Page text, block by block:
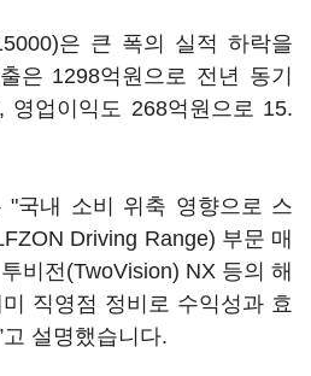
은 큰 폭의 실적 하락을
은 1298억원으로 전년 동기
영업이익도 268억원으로 15.
"국내 소비 위축 영향으로 스
Driving Range) 부문 매
비전(TwoVision) NX 등의 해
직영점 정비로 수익성과 효
설명했습니다.